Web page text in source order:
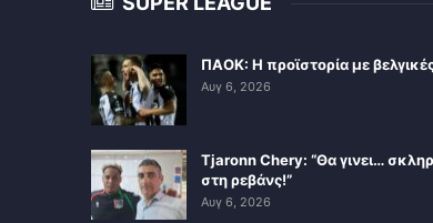
ΠΑΟΚ: Η προϊστορία με
Αυγ 6, 2026
Tjaronn Chery: “Θα γινει…
στη ρεβάνς!”
Αυγ 6, 2026